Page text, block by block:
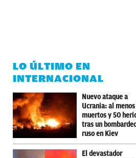
LO ÚLTIMO EN
INTERNACIONAL
Nuevo ataque a
Ucrania: al menos
muertos y 50
tras un
ruso en Kiev
El devastador